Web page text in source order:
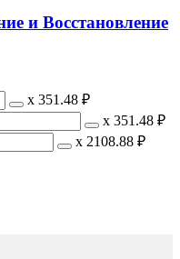
и Восстановление
х 351.48 ₽
х 351.48 ₽
х 2108.88 ₽